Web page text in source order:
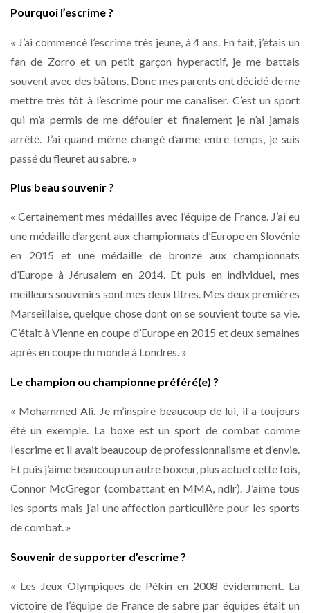
Pourquoi l’escrime ?
« J’ai commencé l’escrime très jeune, à 4 ans. En fait, j’étais un
fan de Zorro et un petit garçon hyperactif, je me battais
souvent avec des bâtons. Donc mes parents ont décidé de me
mettre très tôt à l’escrime pour me canaliser. C’est un sport
qui m’a permis de me défouler et finalement je n’ai jamais
arrêté. J’ai quand même changé d’arme entre temps, je suis
passé du fleuret au sabre. »
Plus beau souvenir ?
« Certainement mes médailles avec l’équipe de France. J’ai eu
une médaille d’argent aux championnats d’Europe en Slovénie
en 2015 et une médaille de bronze aux championnats
d’Europe à Jérusalem en 2014. Et puis en individuel, mes
meilleurs souvenirs sont mes deux titres. Mes deux premières
Marseillaise, quelque chose dont on se souvient toute sa vie.
C’était à Vienne en coupe d’Europe en 2015 et deux semaines
après en coupe du monde à Londres. »
Le champion ou championne préféré(e) ?
« Mohammed Ali. Je m’inspire beaucoup de lui, il a toujours
été un exemple. La boxe est un sport de combat comme
l’escrime et il avait beaucoup de professionnalisme et d’envie.
Et puis j’aime beaucoup un autre boxeur, plus actuel cette fois,
Connor McGregor (combattant en MMA, ndlr). J’aime tous
les sports mais j’ai une affection particulière pour les sports
de combat. »
Souvenir de supporter d’escrime ?
« Les Jeux Olympiques de Pékin en 2008 évidemment. La
victoire de l’équipe de France de sabre par équipes était un